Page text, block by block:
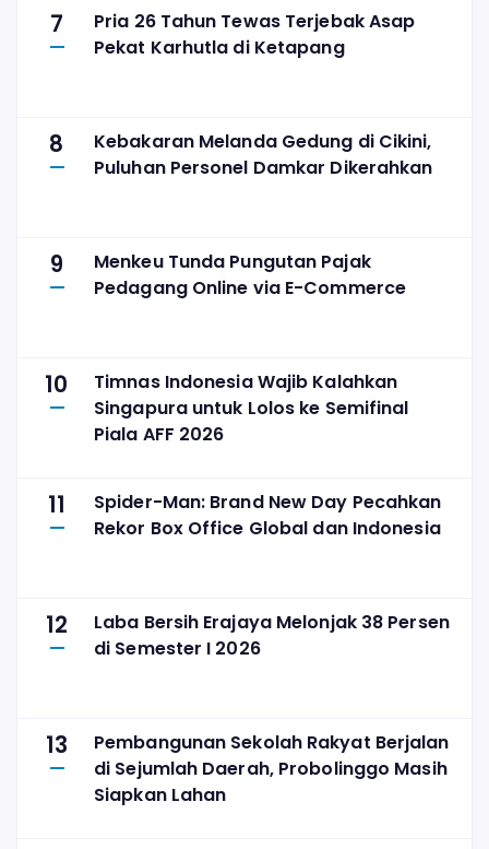
7
Pria 26 Tahun Tewas Terjebak Asap
Pekat Karhutla di Ketapang
8
Kebakaran Melanda Gedung di Cikini,
Puluhan Personel Damkar Dikerahkan
9
Menkeu Tunda Pungutan Pajak
Pedagang Online via E-Commerce
10
Timnas Indonesia Wajib Kalahkan
Singapura untuk Lolos ke Semifinal
Piala AFF 2026
11
Spider-Man: Brand New Day Pecahkan
Rekor Box Office Global dan Indonesia
12
Laba Bersih Erajaya Melonjak 38 Persen
di Semester I 2026
13
Pembangunan Sekolah Rakyat Berjalan
di Sejumlah Daerah, Probolinggo Masih
Siapkan Lahan